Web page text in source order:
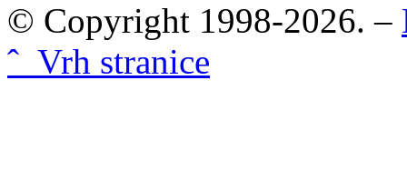
© Copyright 1998-2026. –
ˆ Vrh stranice